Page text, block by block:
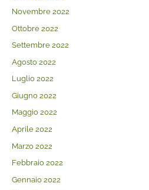
Novembre 2022
Ottobre 2022
Settembre 2022
Agosto 2022
Luglio 2022
Giugno 2022
Maggio 2022
Aprile 2022
Marzo 2022
Febbraio 2022
Gennaio 2022